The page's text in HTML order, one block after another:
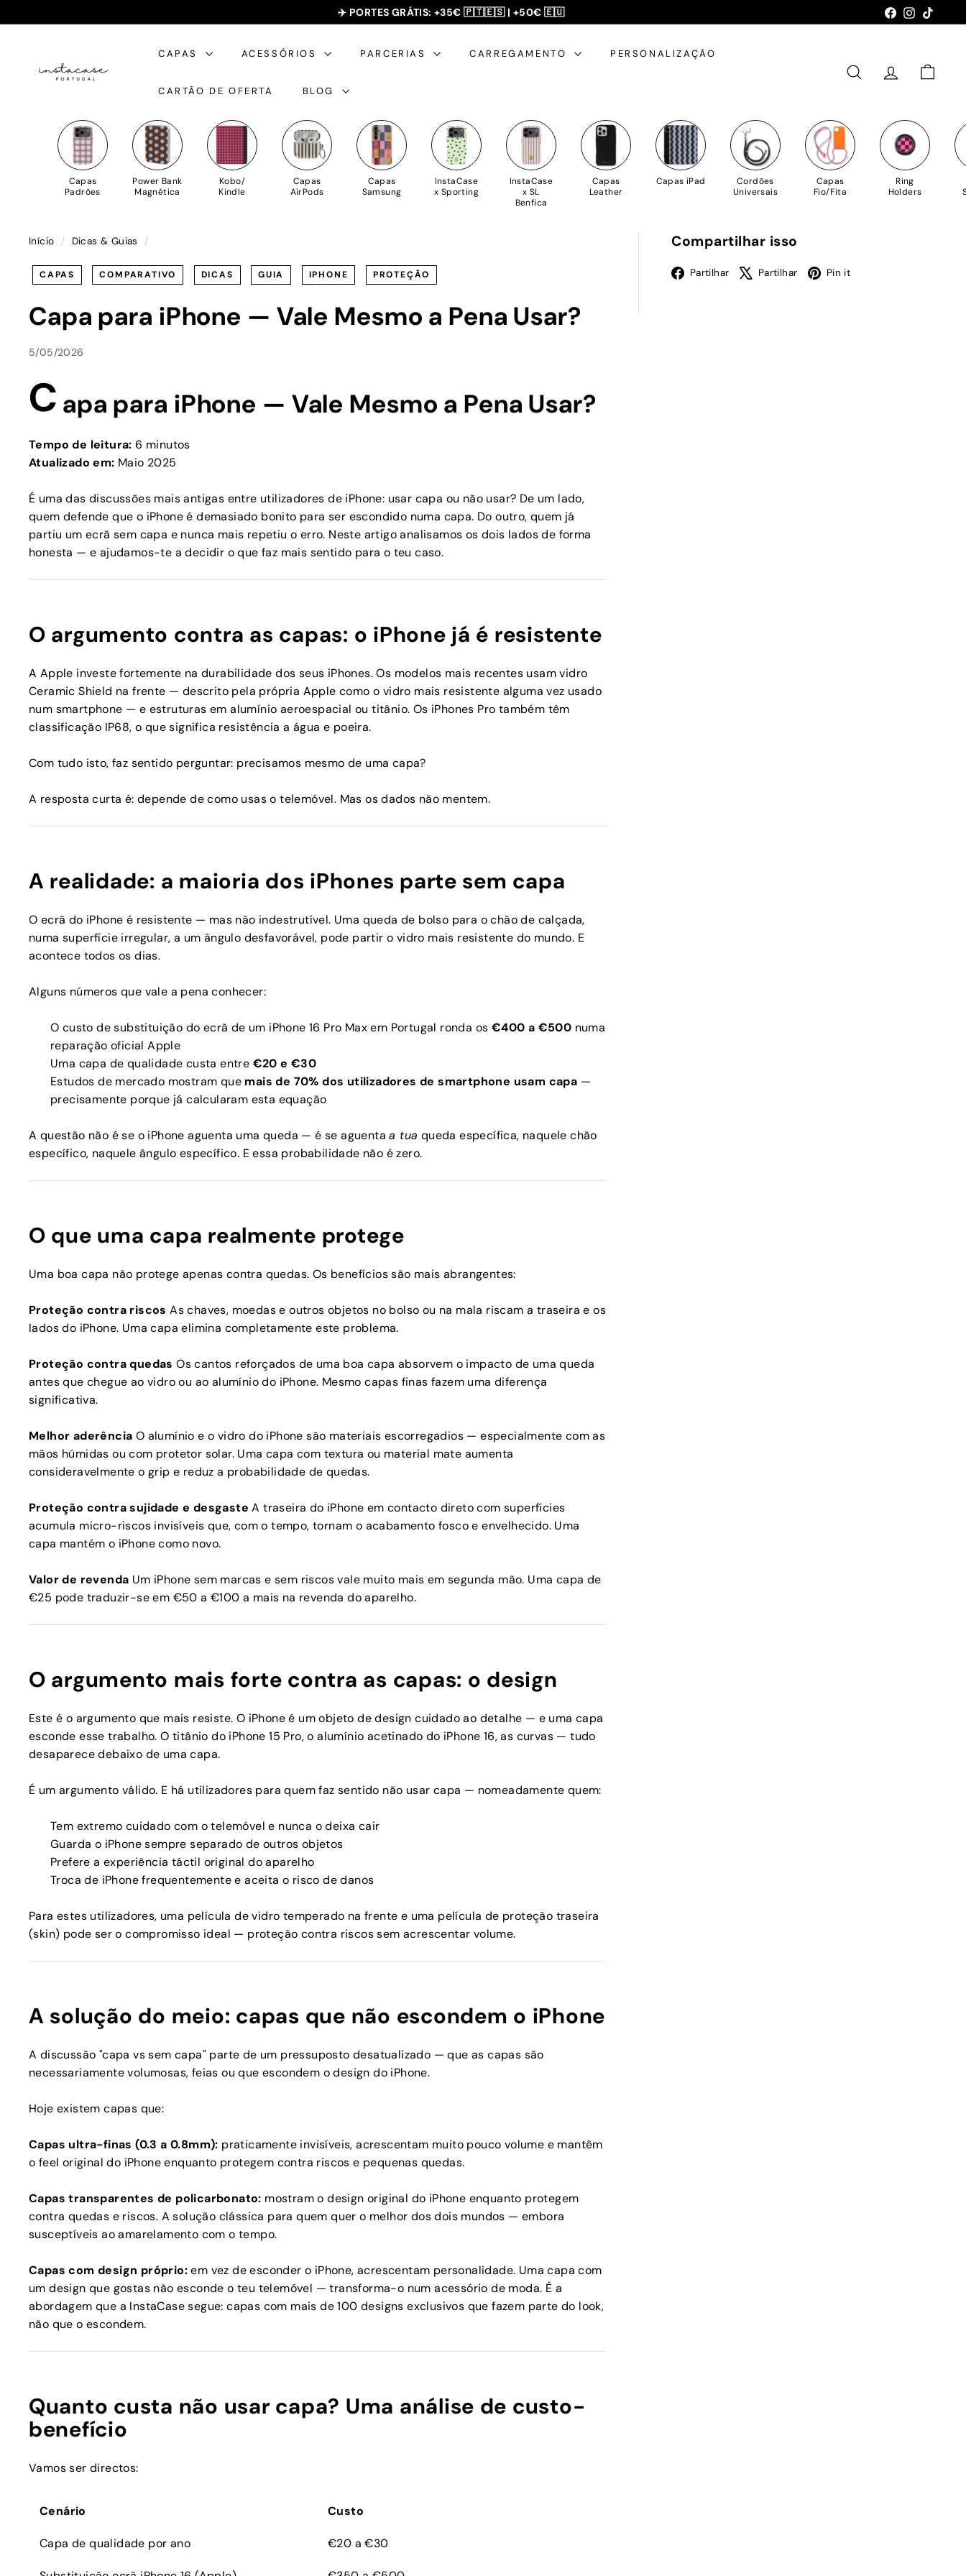
para
pausa
SUMMER SALE - 20% OFF 🎁
Facebook
Instagram
CAPAS ACESSÓRIOS PARCERIAS CARREGAMENTO PERSONALIZAÇÃO
CARTÃO DE OFERTA BLOG
PESQUISAR
CONTA
Capas
Padrões
Power Bank
Magnética
Kobo/
Kindle
Capas
AirPods
Capas
Samsung
InstaCase
x Sporting
InstaCase
x SL
Benfica
Capas
Leather
Capas iPad
Cordões
Universais
Capas
Fio/Fita
Ring
Holders
Início / Dicas & Guias /
CAPAS COMPARATIVO DICAS GUIA IPHONE PROTEÇÃO
Capa para iPhone — Vale Mesmo a Pena Usar?
5/05/2026
C apa para iPhone — Vale Mesmo a Pena Usar?
Tempo de leitura: 6 minutos
Atualizado em: Maio 2025
É uma das discussões mais antigas entre utilizadores de iPhone: usar capa ou não usar? De um lado,
quem defende que o iPhone é demasiado bonito para ser escondido numa capa. Do outro, quem já
partiu um ecrã sem capa e nunca mais repetiu o erro. Neste artigo analisamos os dois lados de forma
honesta — e ajudamos-te a decidir o que faz mais sentido para o teu caso.
O argumento contra as capas: o iPhone já é resistente
A Apple investe fortemente na durabilidade dos seus iPhones. Os modelos mais recentes usam vidro
Ceramic Shield na frente — descrito pela própria Apple como o vidro mais resistente alguma vez usado
num smartphone — e estruturas em alumínio aeroespacial ou titânio. Os iPhones Pro também têm
classificação IP68, o que significa resistência a água e poeira.
Com tudo isto, faz sentido perguntar: precisamos mesmo de uma capa?
A resposta curta é: depende de como usas o telemóvel. Mas os dados não mentem.
A realidade: a maioria dos iPhones parte sem capa
O ecrã do iPhone é resistente — mas não indestrutível. Uma queda de bolso para o chão de calçada,
numa superfície irregular, a um ângulo desfavorável, pode partir o vidro mais resistente do mundo. E
acontece todos os dias.
Alguns números que vale a pena conhecer:
O custo de substituição do ecrã de um iPhone 16 Pro Max em Portugal ronda os €400 a €500 numa
reparação oficial Apple
Uma capa de qualidade custa entre €20 e €30
Estudos de mercado mostram que mais de 70% dos utilizadores de smartphone usam capa —
precisamente porque já calcularam esta equação
A questão não é se o iPhone aguenta uma queda — é se aguentaa tua queda específica, naquele chão
específico, naquele ângulo específico. E essa probabilidade não é zero.
O que uma capa realmente protege
Uma boa capa não protege apenas contra quedas. Os benefícios são mais abrangentes:
Proteção contra riscos As chaves, moedas e outros objetos no bolso ou na mala riscam a traseira e os
lados do iPhone. Uma capa elimina completamente este problema.
Proteção contra quedas Os cantos reforçados de uma boa capa absorvem o impacto de uma queda
antes que chegue ao vidro ou ao alumínio do iPhone. Mesmo capas finas fazem uma diferença
significativa.
Melhor aderência O alumínio e o vidro do iPhone são materiais escorregadios — especialmente com as
mãos húmidas ou com protetor solar. Uma capa com textura ou material mate aumenta
consideravelmente o grip e reduz a probabilidade de quedas.
Proteção contra sujidade e desgaste A traseira do iPhone em contacto direto com superfícies
acumula micro-riscos invisíveis que, com o tempo, tornam o acabamento fosco e envelhecido. Uma
capa mantém o iPhone como novo.
Valor de revenda Um iPhone sem marcas e sem riscos vale muito mais em segunda mão. Uma capa de
€25 pode traduzir-se em €50 a €100 a mais na revenda do aparelho.
O argumento mais forte contra as capas: o design
Este é o argumento que mais resiste. O iPhone é um objeto de design cuidado ao detalhe — e uma capa
esconde esse trabalho. O titânio do iPhone 15 Pro, o alumínio acetinado do iPhone 16, as curvas — tudo
desaparece debaixo de uma capa.
É um argumento válido. E há utilizadores para quem faz sentido não usar capa — nomeadamente quem:
Tem extremo cuidado com o telemóvel e nunca o deixa cair
Guarda o iPhone sempre separado de outros objetos
Prefere a experiência táctil original do aparelho
Troca de iPhone frequentemente e aceita o risco de danos
Para estes utilizadores, uma película de vidro temperado na frente e uma película de proteção traseira
(skin) pode ser o compromisso ideal — proteção contra riscos sem acrescentar volume.
A solução do meio: capas que não escondem o iPhone
A discussão "capa vs sem capa" parte de um pressuposto desatualizado — que as capas são
necessariamente volumosas, feias ou que escondem o design do iPhone.
Hoje existem capas que:
Capas ultra-finas (0.3 a 0.8mm): praticamente invisíveis, acrescentam muito pouco volume e mantêm
o feel original do iPhone enquanto protegem contra riscos e pequenas quedas.
Capas transparentes de policarbonato: mostram o design original do iPhone enquanto protegem
contra quedas e riscos. A solução clássica para quem quer o melhor dos dois mundos — embora
susceptíveis ao amarelamento com o tempo.
Capas com design próprio:em vez de esconder o iPhone, acrescentam personalidade. Uma capa com
um design que gostas não esconde o teu telemóvel — transforma-o num acessório de moda. É a
abordagem que a InstaCase segue: capas com mais de 100 designs exclusivos que fazem parte do look,
não que o escondem.
Quanto custa não usar capa? Uma análise de custo-
benefício
Vamos ser directos:
Cenário Custo
Capa de qualidade por ano €20 a €30
Compartilhar isso
Partilhar Facebook
Partilhar X Pin it